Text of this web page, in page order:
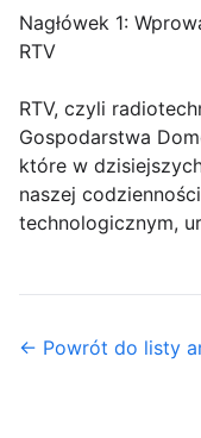
Nagłówek 1:
RTV
RTV, czyli
Gospodarstwa
które w
naszej
technologicznym,
← Powrót do listy